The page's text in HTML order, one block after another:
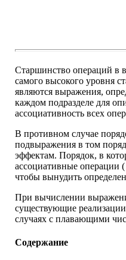
Старшинство операций в
самого высокого уровня
являются выражения,
каждом подразделе для
ассоциативность всех
В противном случае
подвыражения в том
эффектам. Порядок, в
ассоциативные операции
чтобы вынудить
При вычислении
существующие
случаях с плавающими
Содержание